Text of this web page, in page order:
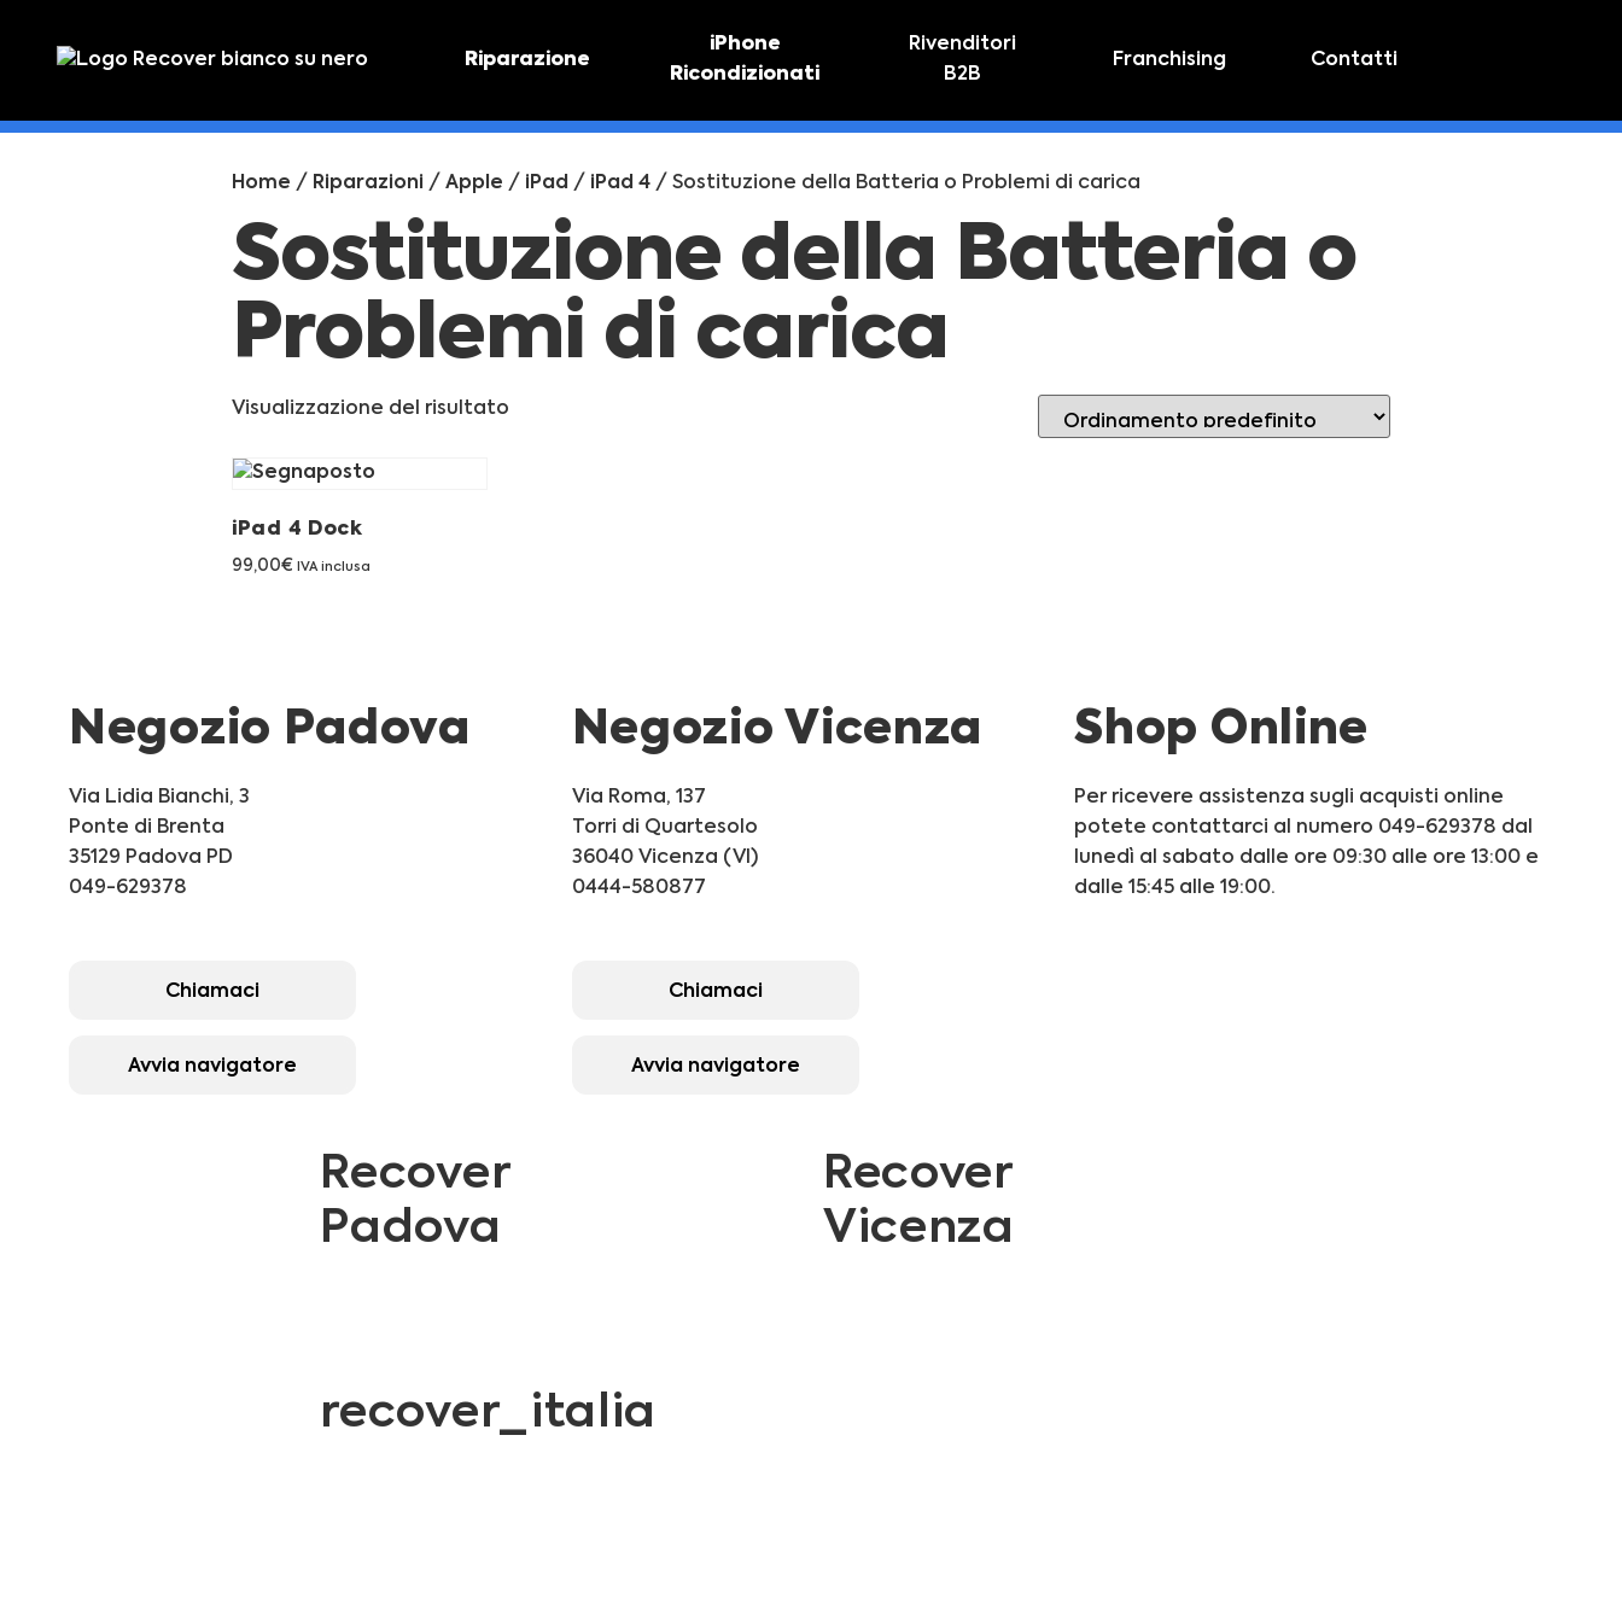
Riparazione
iPhone
Ricondizionati
Rivenditori
B2B
Franchising Contatti
PREVENTIVO
Preventivo online
RIPARAZIONE IPHONE
Riparazione schermo
Home / Riparazioni / Apple / iPad / iPad 4 / Sostituzione della Batteria o Problemi di carica
Sostituzione della Batteria o
Problemi di carica
Visualizzazione del risultato
iPad 4 Dock
99,00€ IVA inclusa
Negozio Padova
Via Lidia Bianchi, 3
Ponte di Brenta
35129 Padova PD
049-629378
Chiamaci
Avvia navigatore
Recover
Padova
recover_italia
Negozio Vicenza
Via Roma, 137
Torri di Quartesolo
36040 Vicenza (VI)
0444-580877
Chiamaci
Avvia navigatore
Recover
Vicenza
Shop Online
Per ricevere assistenza sugli acquisti online
potete contattarci al numero 049-629378 dal
lunedì al sabato dalle ore 09:30 alle ore 13:00 e
dalle 15:45 alle 19:00.